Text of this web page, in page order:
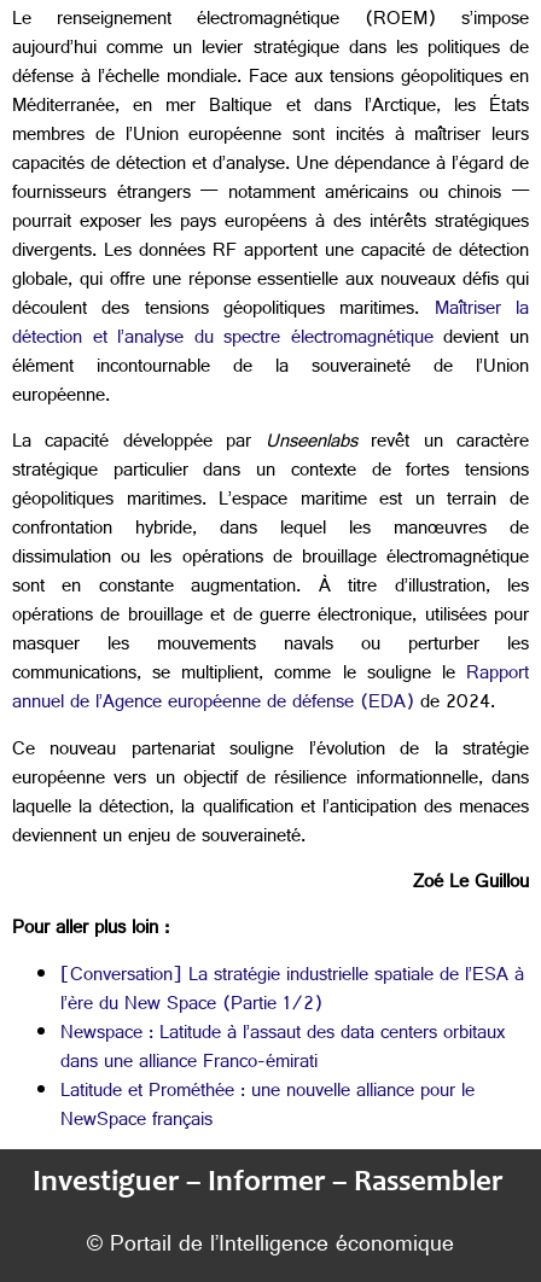
Le renseignement électromagnétique (ROEM) s’impose
aujourd’hui comme un levier stratégique dans les politiques de
défense à l’échelle mondiale. Face aux tensions géopolitiques en
Méditerranée, en mer Baltique et dans l’Arctique, les États
membres de l’Union européenne sont incités à maîtriser leurs
capacités de détection et d’analyse. Une dépendance à l’égard de
fournisseurs étrangers — notamment américains ou chinois —
pourrait exposer les pays européens à des intérêts stratégiques
divergents. Les données RF apportent une capacité de détection
globale, qui offreune réponse essentielle aux nouveaux défis qui
découlent des tensions géopolitiques maritimes. Maîtriser la
détection et l’analyse du spectre électromagnétiquedevient un
élément incontournable de la souveraineté de l’Union
européenne.
La capacité développée par Unseenlabs revêt un caractère
stratégique particulier dans un contexte de fortes tensions
géopolitiques maritimes. L’espace maritime est un terrain de
confrontation hybride, dans lequel les manœuvres de
dissimulation ou les opérations de brouillage électromagnétique
sont en constante augmentation. À titre d’illustration, les
opérations de brouillage et de guerre électronique, utilisées pour
masquer les mouvements navals ou perturber les
communications, se multiplient, comme le souligne le Rapport
annuel de l’Agence européenne de défense (EDA)de 2024.
Ce nouveau partenariat souligne l’évolution de la stratégie
européenne vers un objectif de résilience informationnelle, dans
laquelle la détection, la qualification et l’anticipation des menaces
deviennent un enjeu de souveraineté.
Zoé Le Guillou
Pour aller plus loin :
[Conversation] La stratégie industrielle spatiale de l’ESA à
l’ère du New Space (Partie 1/2)
Newspace : Latitude à l’assaut des data centers orbitaux
dans une alliance Franco-émirati
Latitude et Prométhée : une nouvelle alliance pour le
NewSpace français
Investiguer – Informer – Rassembler
© Portail de l’Intelligence économique